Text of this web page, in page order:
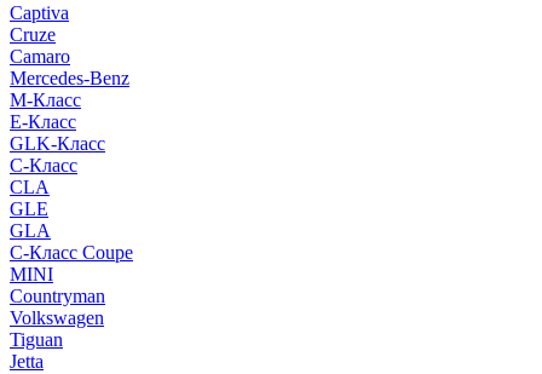
Captiva
Cruze
Camaro
Mercedes-Benz
M-Класс
E-Класс
GLK-Класс
C-Класс
CLA
GLE
GLA
C-Класс Coupe
MINI
Countryman
Volkswagen
Tiguan
Jetta